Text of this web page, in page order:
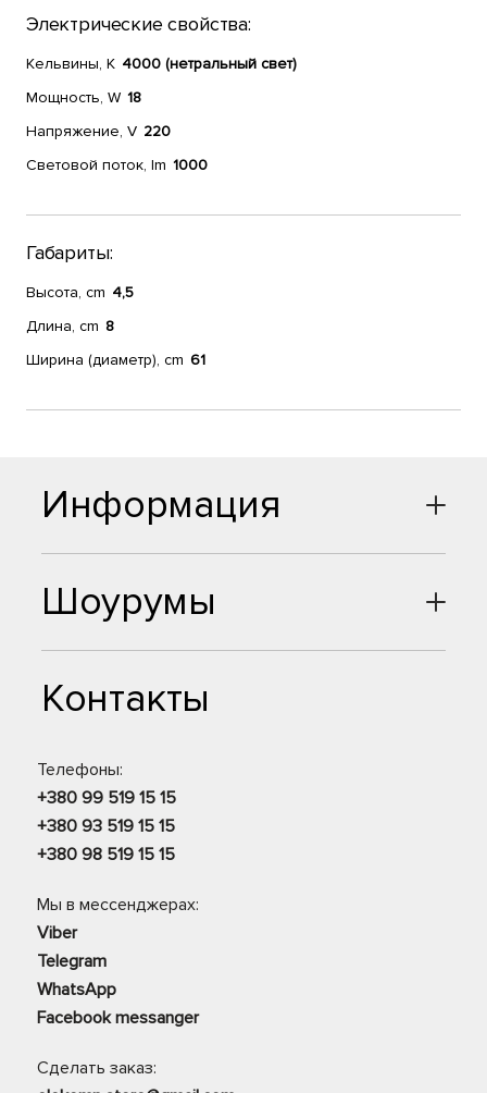
Электрические свойства:
Кельвины, К 4000 (нетральный свет)
Мощность, W 18
Напряжение, V 220
Световой поток, lm 1000
Габариты:
Высота, cm 4,5
Длина, cm 8
Ширина (диаметр), cm 61
Шоурумы
Контакты
Телефоны:
+380 99 519 15 15
+380 93 519 15 15
+380 98 519 15 15
Мы в мессенджерах:
Viber
Telegram
WhatsApp
Facebook messanger
Сделать заказ:
Информация